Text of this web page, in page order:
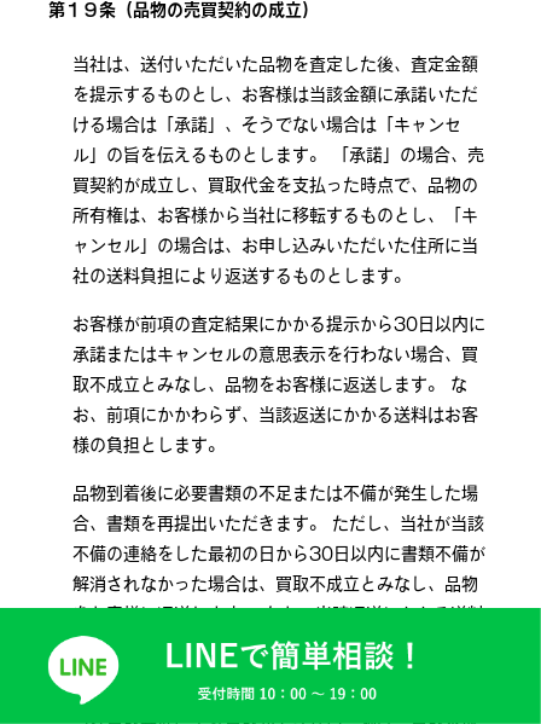
第１９条（品物の売買契約の成立）
当社は、送付いただいた品物を査定した後、査定金額
を提示するものとし、お客様は当該金額に承諾いただ
ける場合は「承諾」、そうでない場合は「キャンセ
ル」の旨を伝えるものとします。 「承諾」の場合、売
買契約が成立し、買取代金を支払った時点で、品物の
所有権は、お客様から当社に移転するものとし、「キ
ャンセル」の場合は、お申し込みいただいた住所に当
社の送料負担により返送するものとします。
お客様が前項の査定結果にかかる提示から30日以内に
承諾またはキャンセルの意思表示を行わない場合、買
取不成立とみなし、品物をお客様に返送します。 な
お、前項にかかわらず、当該返送にかかる送料はお客
様の負担とします。
品物到着後に必要書類の不足または不備が発生した場
合、書類を再提出いただきます。 ただし、当社が当該
不備の連絡をした最初の日から30日以内に書類不備が
解消されなかった場合は、買取不成立とみなし、品物
はお客様の負担とし、連絡が取れなかった場合も同様
とします。